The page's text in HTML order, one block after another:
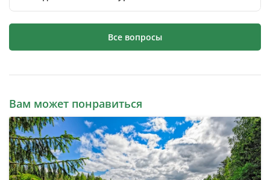
Все вопросы
Вам может понравиться